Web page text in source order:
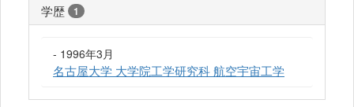
学歴 1
- 1996年3月
名古屋大学 大学院工学研究科 航空宇宙工学